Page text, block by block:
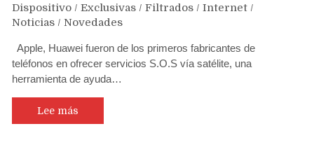
Dispositivo / Exclusivas / Filtrados / Internet /
Noticias / Novedades
Apple, Huawei fueron de los primeros fabricantes de
teléfonos en ofrecer servicios S.O.S vía satélite, una
herramienta de ayuda…
Lee más